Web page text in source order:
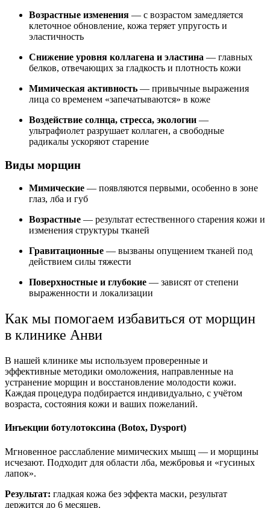
Возрастные изменения — с возрастом замедляется
клеточное обновление, кожа теряет упругость и
эластичность
Снижение уровня коллагена и эластина — главных
белков, отвечающих за гладкость и плотность кожи
Мимическая активность — привычные выражения
лица со временем «запечатываются» в коже
Воздействие солнца, стресса, экологии —
ультрафиолет разрушает коллаген, а свободные
радикалы ускоряют старение
Виды морщин
Мимические — появляются первыми, особенно в зоне
глаз, лба и губ
Возрастные — результат естественного старения кожи и
изменения структуры тканей
Гравитационные — вызваны опущением тканей под
действием силы тяжести
Поверхностные и глубокие — зависят от степени
выраженности и локализации
Как мы помогаем избавиться от морщин
в клинике Анви
В нашей клинике мы используем проверенные и
эффективные методики омоложения, направленные на
устранение морщин и восстановление молодости кожи.
Каждая процедура подбирается индивидуально, с учётом
возраста, состояния кожи и ваших пожеланий.
Инъекции ботулотоксина (Botox, Dysport)
Мгновенное расслабление мимических мышц — и морщины
исчезают. Подходит для области лба, межбровья и «гусиных
лапок».
Результат: гладкая кожа без эффекта маски, результат
держится до 6 месяцев.